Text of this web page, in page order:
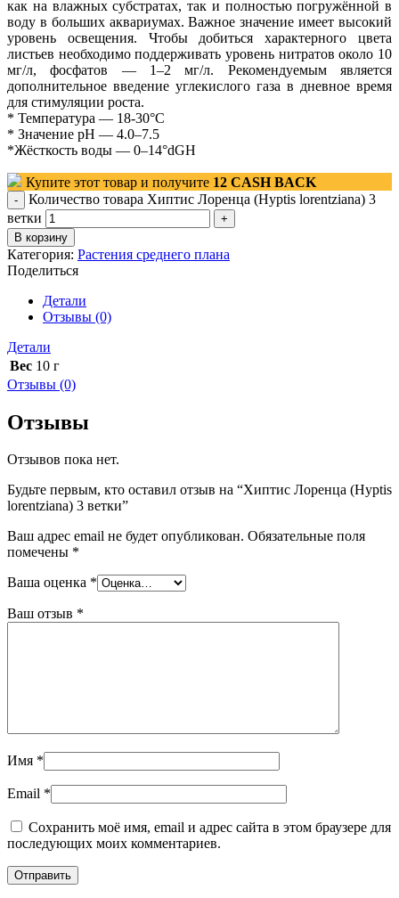
как на влажных субстратах, так и полностью погружённой в
воду в больших аквариумах. Важное значение имеет высокий
уровень освещения. Чтобы добиться характерного цвета
листьев необходимо поддерживать уровень нитратов около 10
мг/л, фосфатов — 1–2 мг/л. Рекомендуемым является
дополнительное введение углекислого газа в дневное время
для стимуляции роста.
* Температура — 18-30°С
* Значение рН — 4.0–7.5
*Жёсткость воды — 0–14°dGH
Купите этот товар и получите 12 CASH BACK
Количество товара Хиптис Лоренца (Hyptis lorentziana) 3
ветки
В корзину
Категория: Растения среднего плана
Поделиться
Детали
Отзывы (0)
Детали
Вес 10 г
Отзывы (0)
Отзывы
Отзывов пока нет.
Будьте первым, кто оставил отзыв на “Хиптис Лоренца (Hyptis
lorentziana) 3 ветки”
Ваш адрес email не будет опубликован. Обязательные поля
помечены *
Ваша оценка *
Ваш отзыв *
Имя *
Email *
Сохранить моё имя, email и адрес сайта в этом браузере для
последующих моих комментариев.